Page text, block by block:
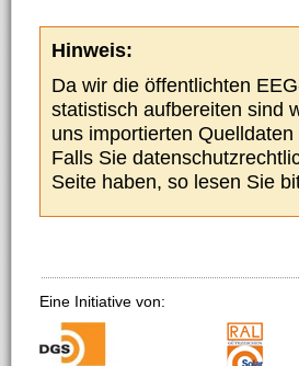
Hinweis:
Da wir die öffentlichten
statistisch aufbereiten sind
uns importierten
Falls Sie
Seite haben, so lesen Sie
Eine Initiative von: